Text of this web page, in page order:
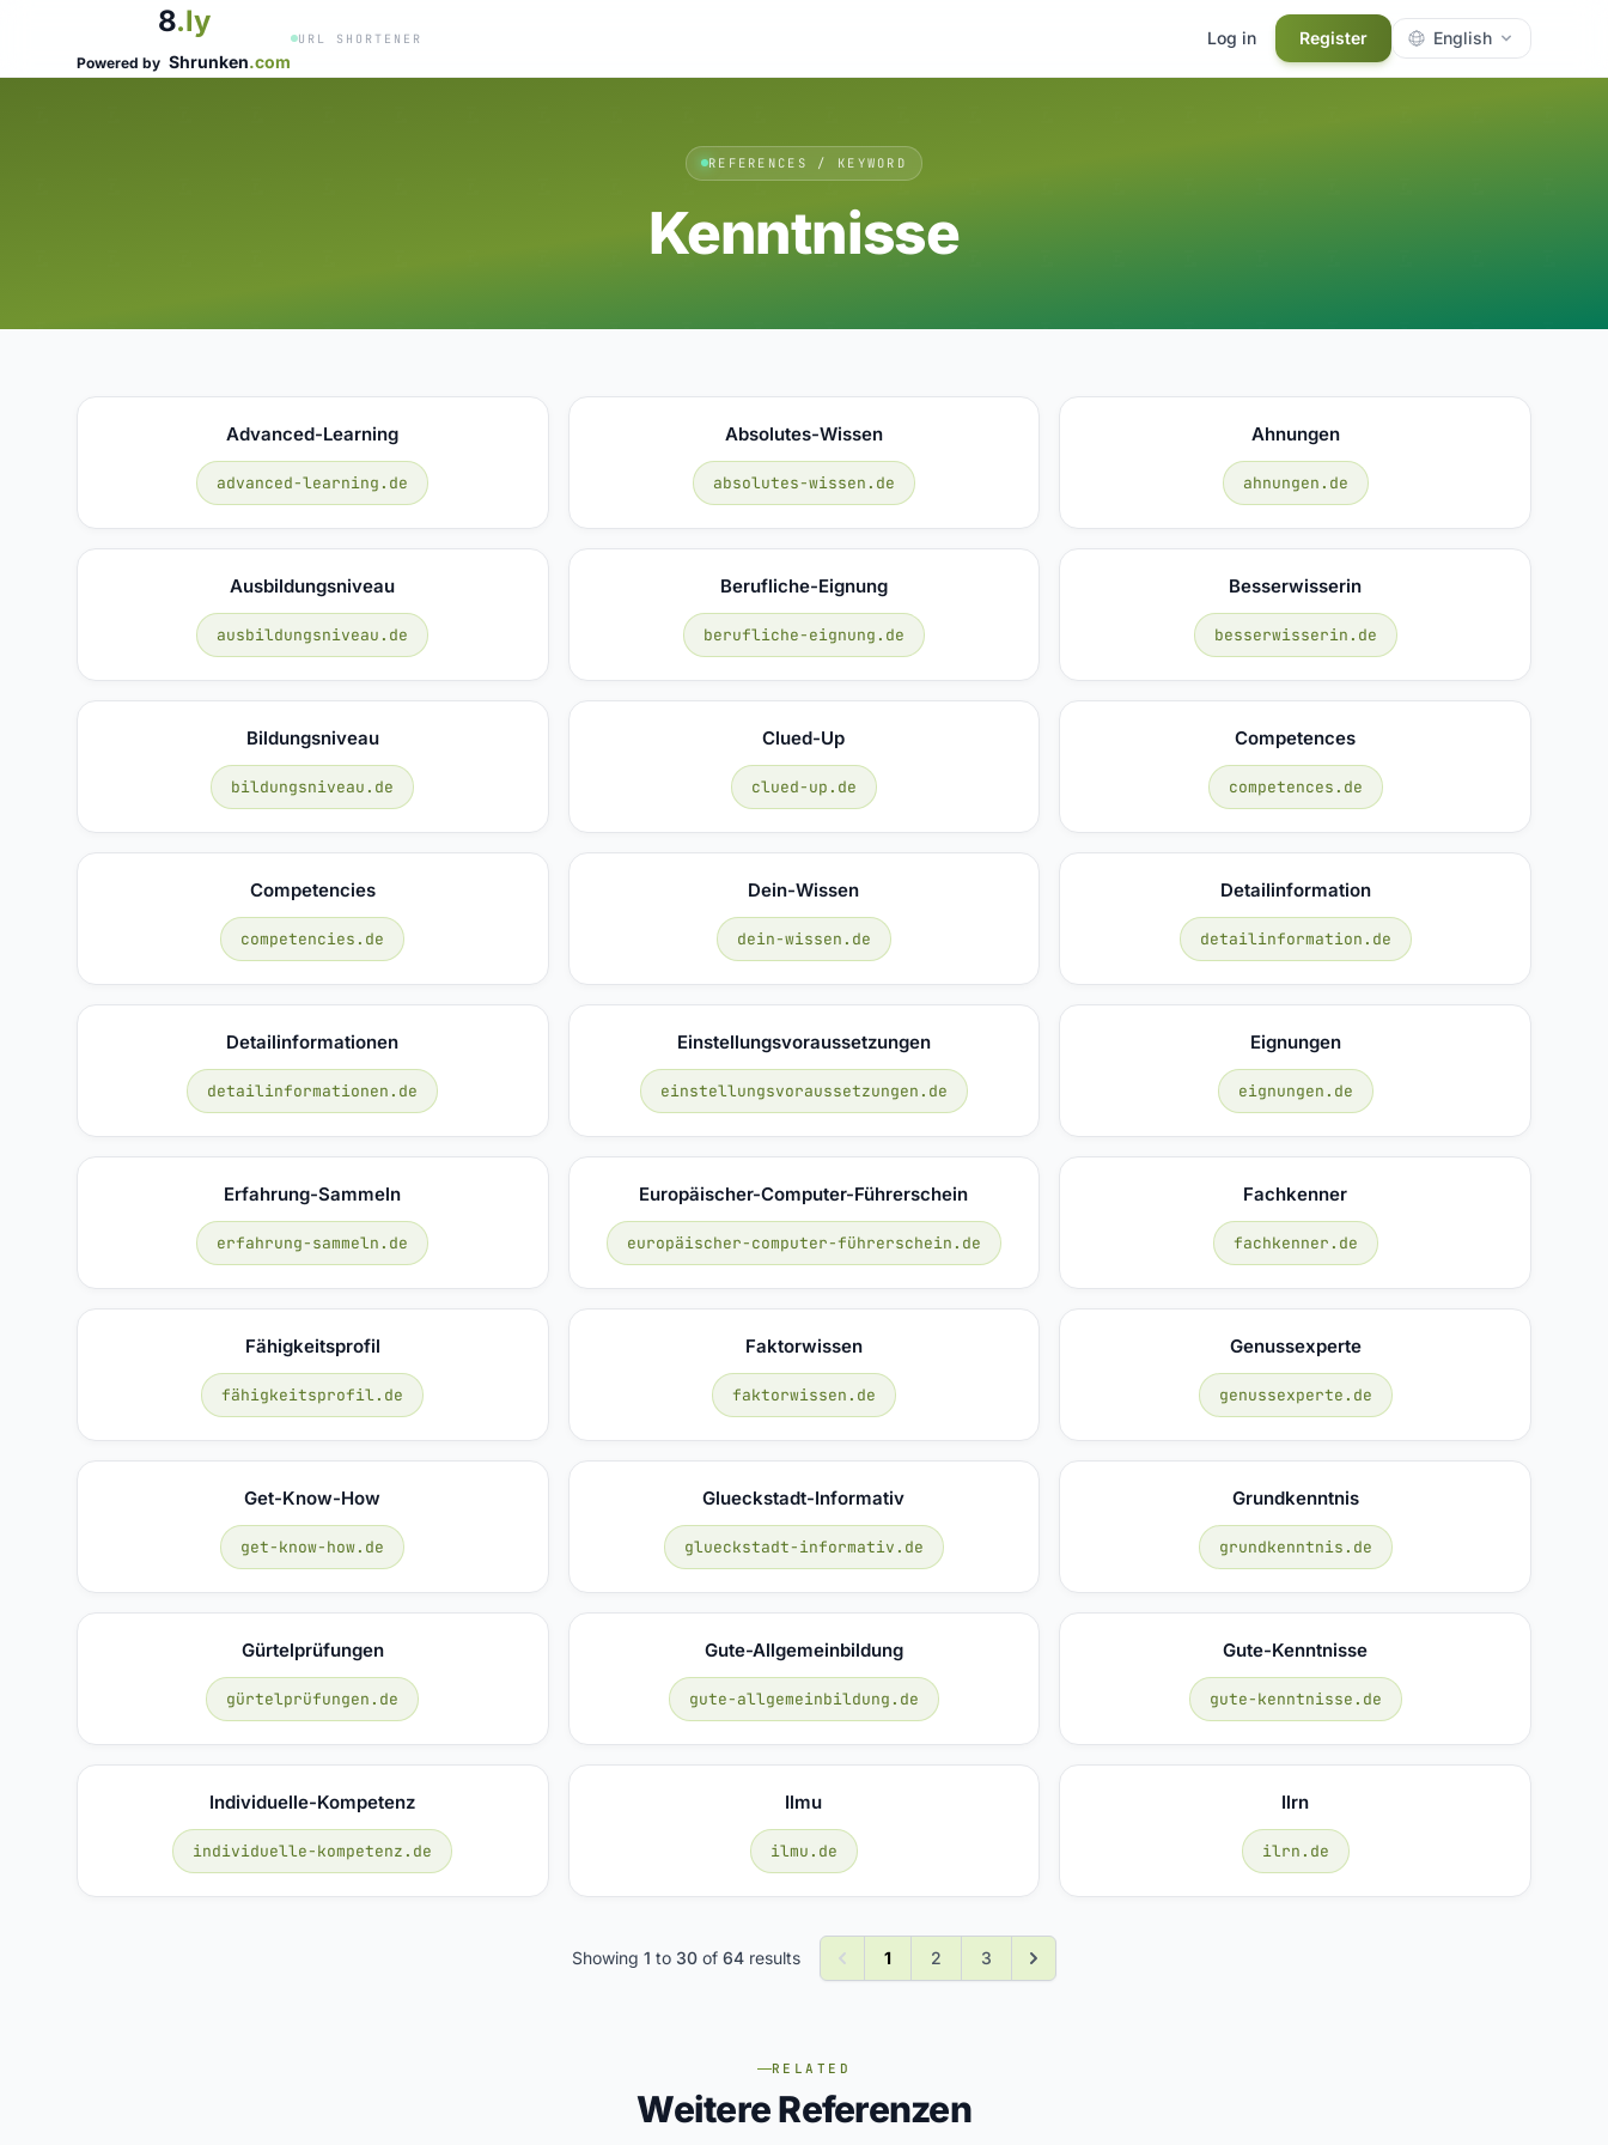
8.ly
Powered by Shrunken.com
URL SHORTENER Log in Register English
REFERENCES / KEYWORD
Kenntnisse
Advanced-Learning
advanced-learning.de
Absolutes-Wissen
absolutes-wissen.de
Ahnungen
ahnungen.de
Ausbildungsniveau
ausbildungsniveau.de
Berufliche-Eignung
berufliche-eignung.de
Besserwisserin
besserwisserin.de
Bildungsniveau
bildungsniveau.de
Clued-Up
clued-up.de
Competences
competences.de
Competencies
competencies.de
Dein-Wissen
dein-wissen.de
Detailinformation
detailinformation.de
Detailinformationen
detailinformationen.de
Einstellungsvoraussetzungen
einstellungsvoraussetzungen.de
Eignungen
eignungen.de
Erfahrung-Sammeln
erfahrung-sammeln.de
Europäischer-Computer-Führerschein
europäischer-computer-führerschein.de
Fachkenner
fachkenner.de
Fähigkeitsprofil
fähigkeitsprofil.de
Faktorwissen
faktorwissen.de
Genussexperte
genussexperte.de
Get-Know-How
get-know-how.de
Glueckstadt-Informativ
glueckstadt-informativ.de
Grundkenntnis
grundkenntnis.de
Gürtelprüfungen
gürtelprüfungen.de
Gute-Allgemeinbildung
gute-allgemeinbildung.de
Gute-Kenntnisse
gute-kenntnisse.de
Individuelle-Kompetenz
individuelle-kompetenz.de
Ilmu
ilmu.de
Ilrn
ilrn.de
Showing 1 to 30of 64results 1 2 3
RELATED
Weitere Referenzen